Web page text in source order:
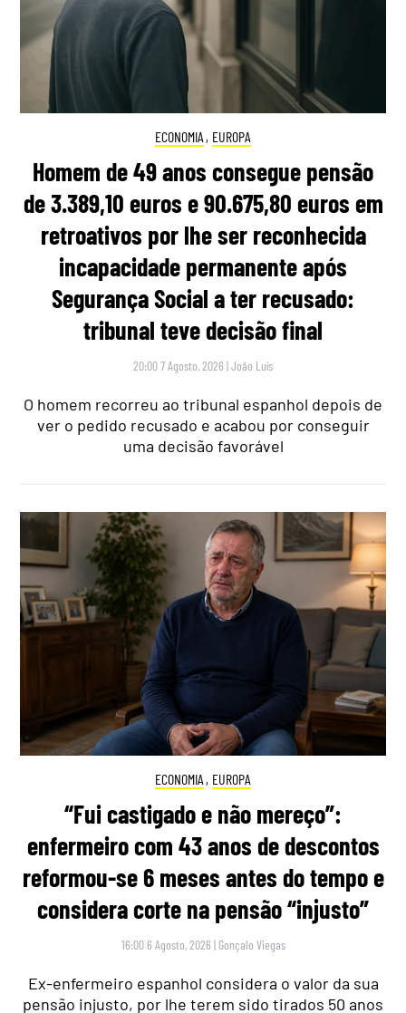
ECONOMIA , EUROPA
Homem de 49 anos consegue pensão
de 3.389,10 euros e 90.675,80 euros em
retroativos por lhe ser reconhecida
incapacidade permanente após
Segurança Social a ter recusado:
tribunal teve decisão final
20:00 7 Agosto, 2026 |João Luís
O homem recorreu ao tribunal espanhol depois de
ver o pedido recusado e acabou por conseguir
uma decisão favorável
ECONOMIA , EUROPA
“Fui castigado e não mereço”:
enfermeiro com 43 anos de descontos
reformou-se 6 meses antes do tempo e
considera corte na pensão “injusto”
16:00 6 Agosto, 2026 | Gonçalo Viegas
Ex-enfermeiro espanhol considera o valor da sua
pensão injusto, por lhe terem sido tirados 50 anos